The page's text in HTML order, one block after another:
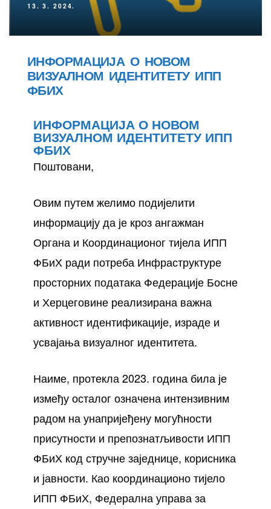
13. 3. 2024.
ИНФОРМАЦИЈА О НОВОМ
ВИЗУАЛНОМ ИДЕНТИТЕТУ ИПП
ФБИХ
ИНФОРМАЦИЈА О НОВОМ
ВИЗУАЛНОМ ИДЕНТИТЕТУ ИПП
ФБИХ
Поштовани,
Овим путем желимо подијелити
информацију да је кроз ангажман
Органа и Координационог тијела ИПП
ФБиХ ради потреба Инфраструктуре
просторних података Федерације Босне
и Херцеговине реализирана важна
активност идентификације, израде и
усвајања визуалног идентитета.
Наиме, протекла 2023. година била је
између осталог означена интензивним
радом на унапријеђену могућности
присутности и препознатљивости ИПП
ФБиХ код стручне заједнице, корисника
и јавности. Као координационо тијело
ИПП ФБиХ, Федерална управа за